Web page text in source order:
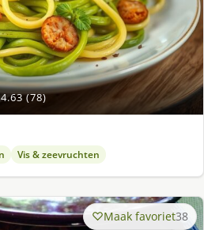
4.63 (78)
Vis & zeevruchten
Maak favoriet38